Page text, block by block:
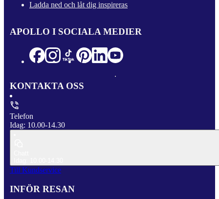
Ladda ned och låt dig inspireras
APOLLO I SOCIALA MEDIER
KONTAKTA OSS
Telefon
Idag: 10.00-14.30
Till Kundservice
INFÖR RESAN